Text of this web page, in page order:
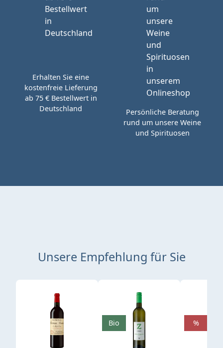
Erhalten Sie eine
kostenfreie Lieferung
ab 75 € Bestellwert in
Deutschland
Persönliche Beratung
rund um unsere Weine
und Spirituosen
Unsere Empfehlung für Sie
Produktgalerie überspringen
Bio %